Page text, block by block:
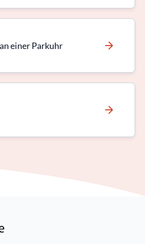
einer Parkuhr